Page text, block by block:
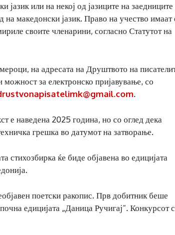
или на некој од јазиците на заедниците
македонски јазик. Право на учество имаат
своите членарини, согласно Статутот на
на адресата на Друштвото на
за електронско пријавување, со
.
е наведена 2025 година, но со оглед дека
грешка во датумот на затворање.
стихозбирка ќе биде објавена во едицијата
поетски ракопис. Прв добитник беше
едицијата „Даница Ручигај“. Конкурсот